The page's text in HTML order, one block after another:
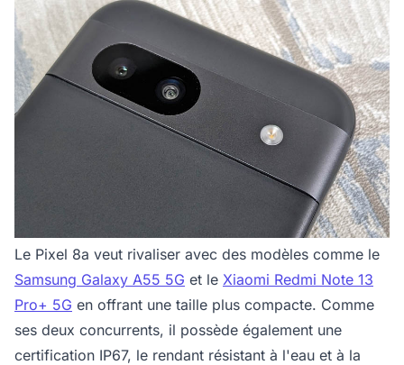
Le Pixel 8a veut rivaliser avec des modèles comme le
Samsung Galaxy A55 5G et le Xiaomi Redmi Note 13
Pro+ 5G en offrant une taille plus compacte. Comme
ses deux concurrents, il possède également une
certification IP67, le rendant résistant à l'eau et à la